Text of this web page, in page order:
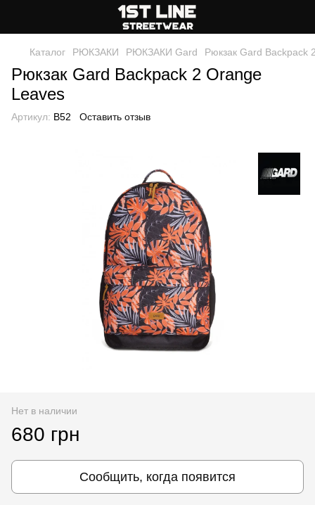
Каталог РЮКЗАКИ РЮКЗАКИ Gard Рюкзак Gard Backpack
Рюкзак Gard Backpack 2 Orange
Leaves
Артикул: B52 Оставить отзыв
Нет в наличии
680 грн
Сообщить, когда появится